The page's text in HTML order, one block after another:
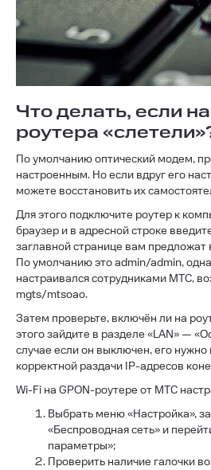
Что делать, если
роутера
По умолчанию оптический модем,
настроенным. Но если вдруг его
можете восстановить их
Для этого подключите роутер к
браузер и в адресной строке
заглавной странице вам предложат
По умолчанию это admin/admin,
настраивался сотрудниками МТС,
mgts/mtsoao.
Затем проверьте, включён ли на
этого зайдите в разделе «LAN» —
случае если он выключен, его нужно
корректной раздачи IP-адресов
Wi-Fi на GPON-роутере от МТС
Выбрать меню «Настройка»,
«Беспроводная сеть» и
параметры»;
Проверить наличие галочки